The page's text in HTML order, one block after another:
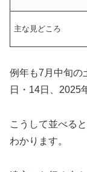
主な見どころ
例年も7月中旬の
日・14日、2025
こうして並べる
わかります。